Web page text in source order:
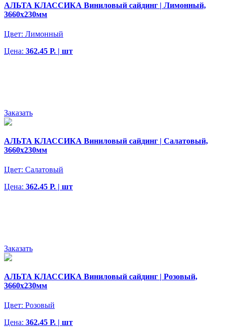
АЛЬТА КЛАССИКА Виниловый сайдинг | Лимонный,
3660х230мм
Цвет: Лимонный
Цена: 362.45 Р. | шт
Заказать
АЛЬТА КЛАССИКА Виниловый сайдинг | Салатовый,
3660х230мм
Цвет: Салатовый
Цена: 362.45 Р. | шт
Заказать
АЛЬТА КЛАССИКА Виниловый сайдинг | Розовый,
3660х230мм
Цвет: Розовый
Цена: 362.45 Р. | шт